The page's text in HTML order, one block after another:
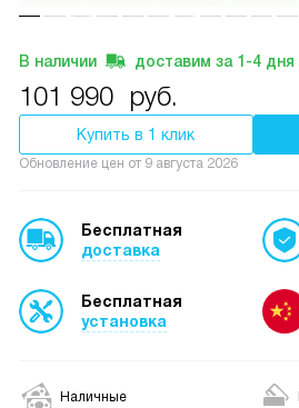
В наличии доставим за 1-4 дня
101 990 руб.
Купить в 1 клик
Обновление цен от 9 августа 2026
Бесплатная
доставка
Бесплатная
установка
Наличные